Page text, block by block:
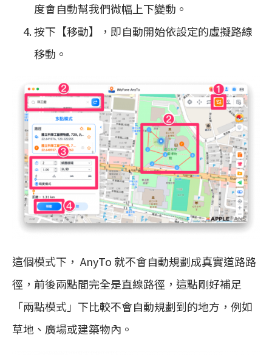
度會自動幫我們微幅上下變動。
按下【移動】，即自動開始依設定的虛擬路線
移動。
這個模式下， AnyTo 就不會自動規劃成真實道路路
徑，前後兩點間完全是直線路徑，這點剛好補足
「兩點模式」下比較不會自動規劃到的地方，例如
草地、廣場或建築物內。